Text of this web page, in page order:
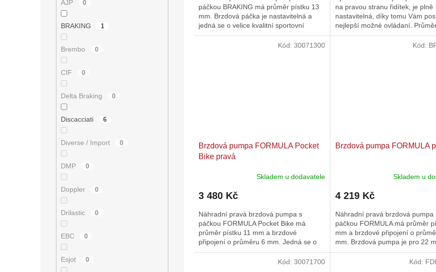
AJP 0
BRAKING 1
Brembo 0
CIF 0
Delta Braking 0
Discacciati 6
Diverse / Import 0
DMP 0
Doppler 0
Drilastic 0
EBC 0
Esjot 0
páčkou BRAKING má průměr pístku 13
mm. Brzdová páčka je nastavitelná a
jedná se o velice kvalitní sportovní
brzdovou pumpu, která zlepší...
na pravou stranu řidítek, je plně
nastavitelná, díky tomu Vám
nejlepší možné ovládaní.
je 13 mm, což zaručí...
Brzdová pumpa FORMULA Pocket
Bike pravá
Skladem u dodavatele
3 480 Kč
Náhradní pravá brzdová pumpa s
páčkou FORMULA Pocket Bike má
průměr pístku 11 mm a brzdové
připojení o průměru 6 mm. Jedná se o
kvalitní sportovní brzdovou pumpu,
Kód: 30071300
Brzdová pumpa FORMULA
Skladem u
4 219 Kč
Náhradní pravá brzdová pumpa
páčkou FORMULA má průměr
mm a brzdové připojení o
mm. Brzdová pumpa je pro 22
řidítka a je nastavitelná. Jedná
Kód:
Kód: 30071700 Kód: